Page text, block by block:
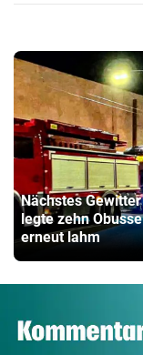
Nächstes Gewitter
legte zehn Obusse
erneut lahm